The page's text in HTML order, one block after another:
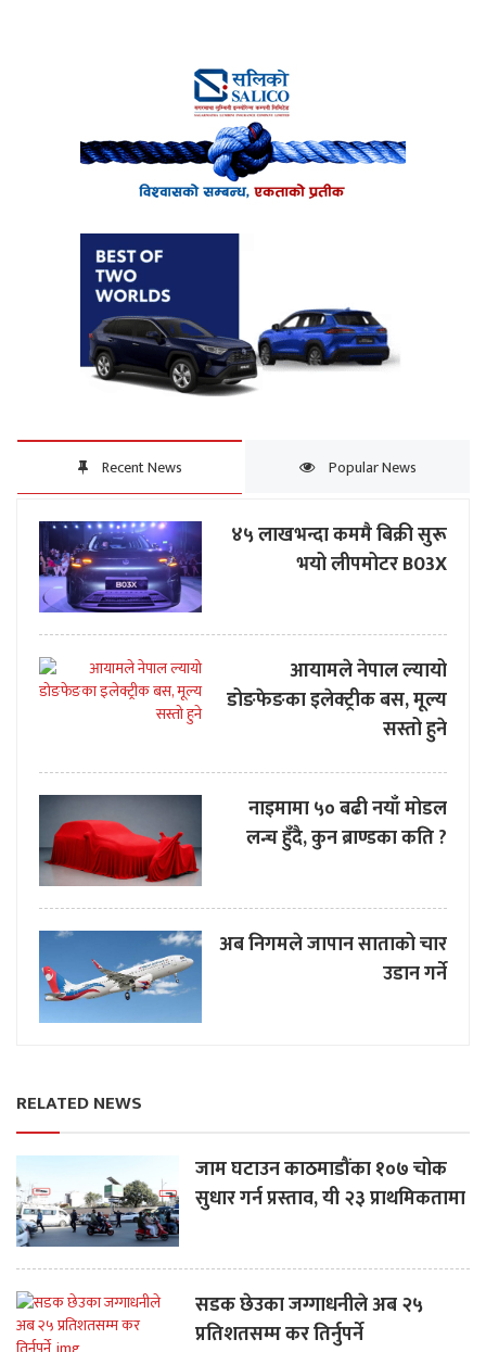
Recent News Popular News
४५ लाखभन्दा कममै बिक्री सुरू
भयो लीपमोटर B03X
आयामले नेपाल ल्यायो
डोङफेङका इलेक्ट्रीक बस, मूल्य
सस्तो हुने
नाइमामा ५० बढी नयाँ मोडल
लन्च हुँदै, कुन ब्राण्डका कति ?
अब निगमले जापान साताको चार
उडान गर्ने
RELATED NEWS
जाम घटाउन काठमाडौंका १०७ चोक
सुधार गर्न प्रस्ताव, यी २३ प्राथमिकतामा
सडक छेउका जग्गाधनीले अब २५
प्रतिशतसम्म कर तिर्नुपर्ने